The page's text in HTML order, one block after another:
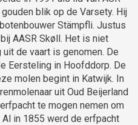
blik op de Varsety. Hij
Stämpfli. Justus
AASR Skøll. Het is niet
de vaart is genomen. De
Eersteling in Hoofddorp. De
molen begint in Katwijk. In
uit Oud Beijerland
te mogen nemen om
in 1855 werd de erfpacht